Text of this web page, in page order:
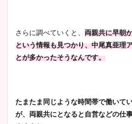
さらに調べていくと、 両親共に早朝
という情報も見つかり、中尾真亜理
とが多かったそうなんです。
たまたま同じような時間帯で働いて
が、両親共にとなると 自営などの仕